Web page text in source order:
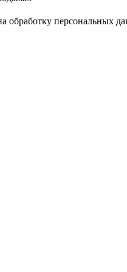
обработку персональных